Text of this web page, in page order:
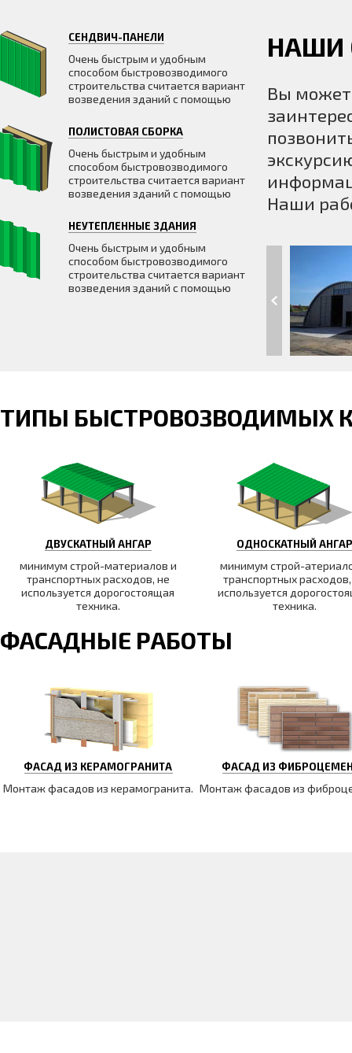
СЕНДВИЧ-ПАНЕЛИ
Очень быстрым и удобным
способом быстровозводимого
строительства считается вариант
возведения зданий с помощью
ПОЛИСТОВАЯ СБОРКА
Очень быстрым и удобным
способом быстровозводимого
строительства считается вариант
возведения зданий с помощью
НЕУТЕПЛЕННЫЕ ЗДАНИЯ
Очень быстрым и удобным
способом быстровозводимого
строительства считается вариант
возведения зданий с помощью
НАШИ
Вы
Наши
ТИПЫ БЫСТРОВОЗВОДИМЫХ
ДВУСКАТНЫЙ АНГАР
минимум строй-материалов и
транспортных расходов, не
используется дорогостоящая
техника.
ОДНОСКАТНЫЙ АНГАР
минимум строй-
транспортных
используется
техника.
ФАСАДНЫЕ РАБОТЫ
ФАСАД ИЗ КЕРАМОГРАНИТА
Монтаж фасадов из керамогранита.
ФАСАД ИЗ
Монтаж фасадов из